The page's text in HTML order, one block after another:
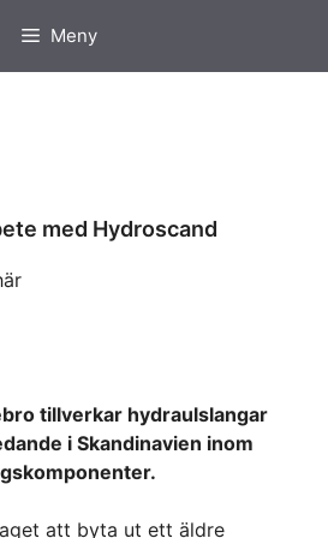
Meny
med Hydroscand
tillverkar hydraulslangar
i Skandinavien inom
att byta ut ett äldre